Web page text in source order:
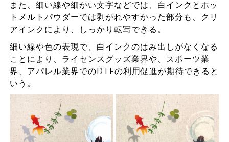
また、細い線や細かい文字などでは、白インクとホッ
トメルトパウダーでは剥がれやすかった部分も、クリ
アインクにより、しっかり転写できる。
細い線や色の表現で、白インクのはみ出しがなくなる
ことにより、ライセンスグッズ業界や、スポーツ業
界、アパレル業界でのDTFの利用促進が期待できると
いう。